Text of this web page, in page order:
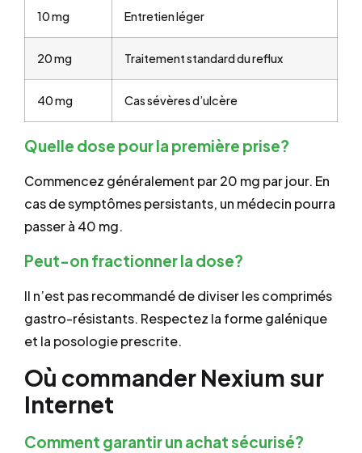
10 mg Entretien léger
20 mg Traitement standard du reflux
40 mg Cas sévères d’ulcère
Quelle dose pour la première prise?
Commencez généralement par 20 mg par jour. En
cas de symptômes persistants, un médecin pourra
passer à 40 mg.
Peut-on fractionner la dose?
Il n’est pas recommandé de diviser les comprimés
gastro-résistants. Respectez la forme galénique
et la posologie prescrite.
Où commander Nexium sur
Internet
Comment garantir un achat sécurisé?